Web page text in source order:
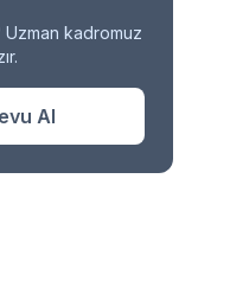
Uzman kadromuz
Al